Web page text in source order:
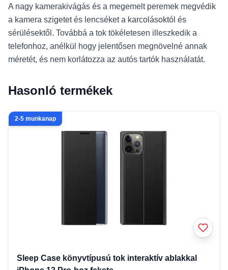
A nagy kamerakivágás és a megemelt peremek megvédik
a kamera szigetet és lencséket a karcolásoktól és
sérülésektől. Továbbá a tok tökéletesen illeszkedik a
telefonhoz, anélkül hogy jelentősen megnövelné annak
méretét, és nem korlátozza az autós tartók használatát.
Hasonló termékek
2-5 munkanap
Sleep Case könyvtípusú tok interaktív ablakkal